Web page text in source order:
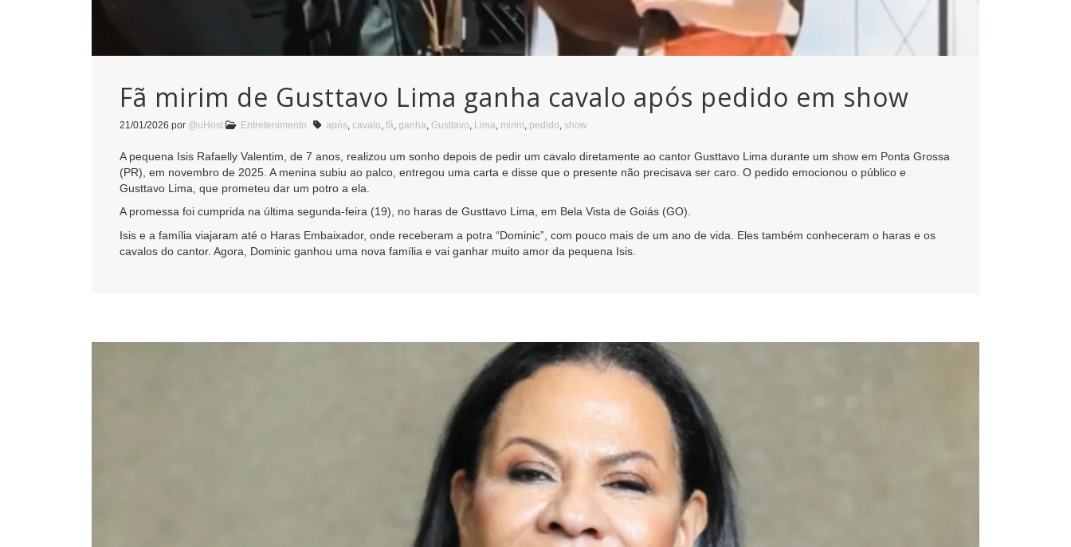
Fã mirim de Gusttavo Lima ganha cavalo após pedido em show
21/01/2026 por @uHost Entretenimento após, cavalo, fã, ganha, Gusttavo, Lima, mirim, pedido, show
A pequena Isis Rafaelly Valentim, de 7 anos, realizou um sonho depois de pedir um cavalo diretamente ao cantor Gusttavo Lima durante um show em Ponta Grossa
(PR), em novembro de 2025. A menina subiu ao palco, entregou uma carta e disse que o presente não precisava ser caro. O pedido emocionou o público e
Gusttavo Lima, que prometeu dar um potro a ela.
A promessa foi cumprida na última segunda-feira (19), no haras de Gusttavo Lima, em Bela Vista de Goiás (GO).
Isis e a família viajaram até o Haras Embaixador, onde receberam a potra “Dominic”, com pouco mais de um ano de vida. Eles também conheceram o haras e os
cavalos do cantor. Agora, Dominic ganhou uma nova família e vai ganhar muito amor da pequena Isis.